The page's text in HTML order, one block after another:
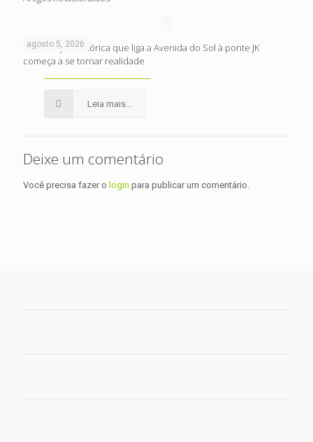
agosto 5, 2026
Intervenção histórica que liga a Avenida do Sol à ponte JK
começa a se tornar realidade
Leia mais...
Deixe um comentário
Você precisa fazer o login para publicar um comentário.